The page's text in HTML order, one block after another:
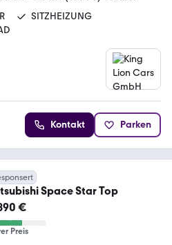
SITZHEIZUNG
Kontakt Parken
Space Star Top
€
Preis